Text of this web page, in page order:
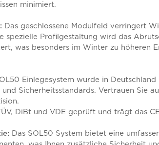
minimiert.
Das geschlossene Modulfeld verringert
spezielle Profilgestaltung wird das
was besonders im Winter zu höheren
Einlegesystem wurde in
Sicherheitsstandards. Vertrauen Sie
DiBt und VDE geprüft und trägt das
Das SOL50 System bietet eine